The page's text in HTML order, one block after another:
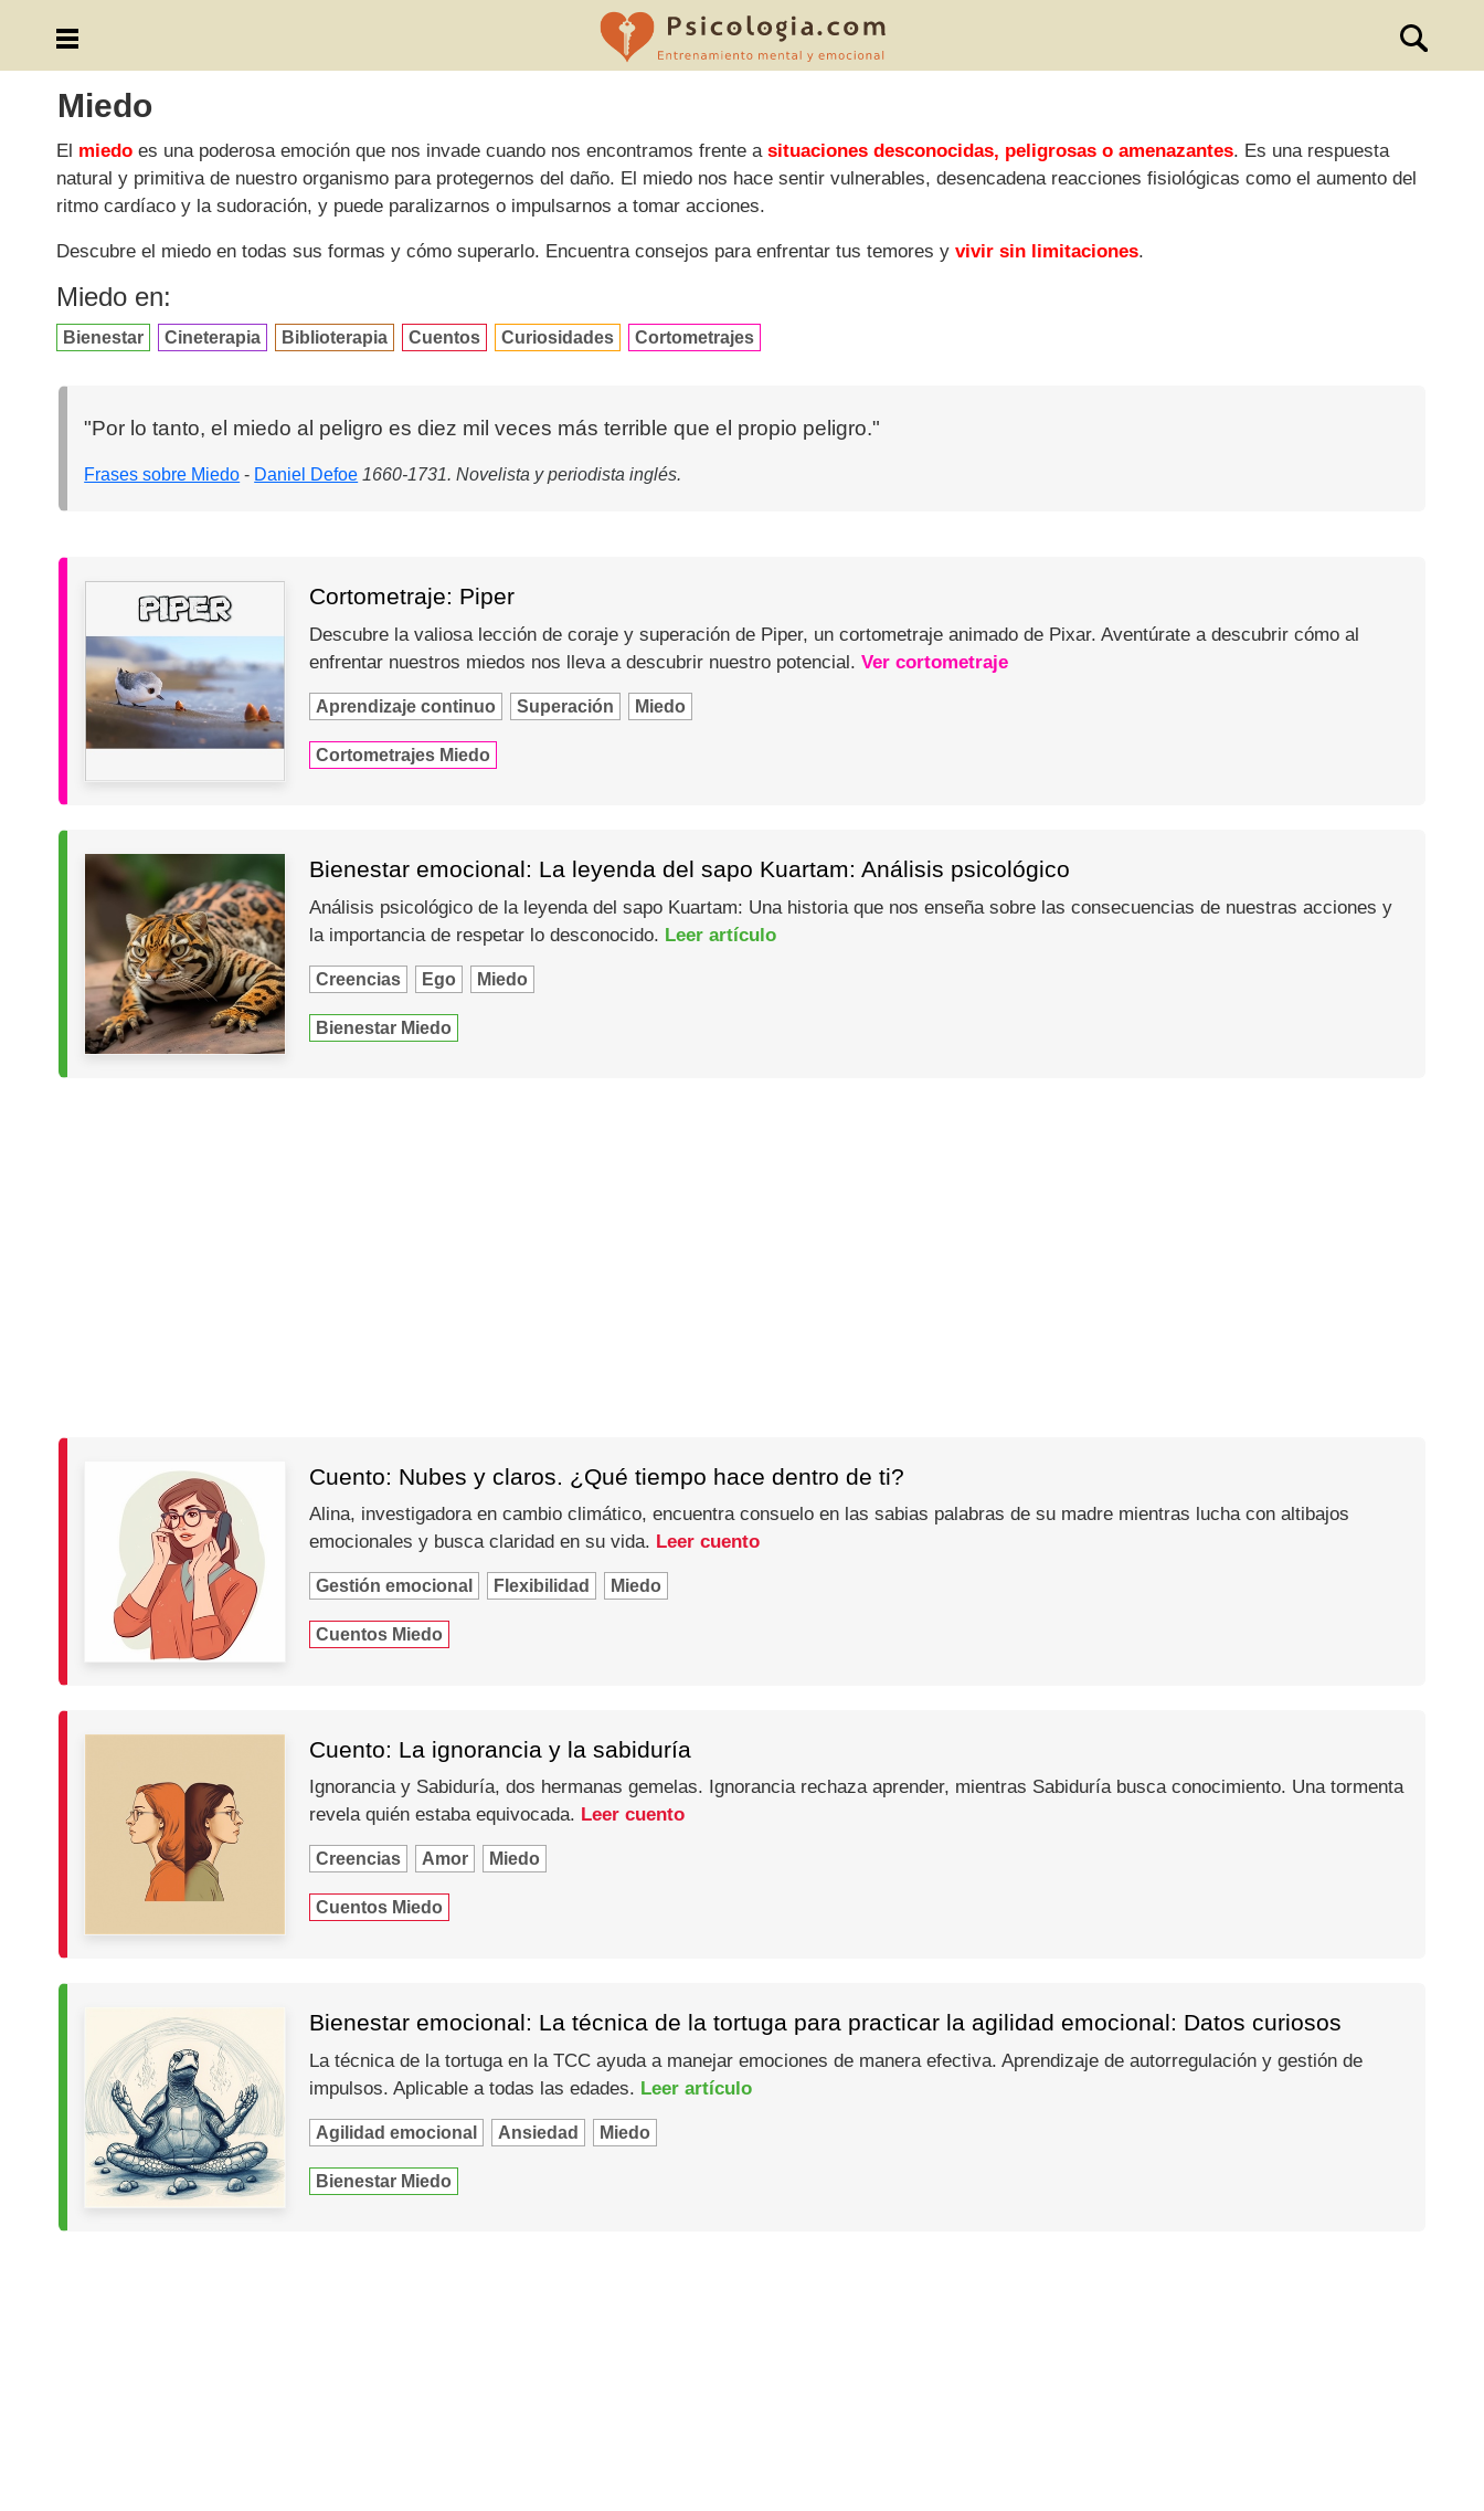
Miedo
El miedo es una poderosa emoción que nos invade cuando nos encontramos frente asituaciones desconocidas, peligrosas o amenazantes. Es una respuesta
natural y primitiva de nuestro organismo para protegernos del daño. El miedo nos hace sentir vulnerables, desencadena reacciones fisiológicas como el aumento del
ritmo cardíaco y la sudoración, y puede paralizarnos o impulsarnos a tomar acciones.
Descubre el miedo en todas sus formas y cómo superarlo. Encuentra consejos para enfrentar tus temores yvivir sin limitaciones.
Miedo en:
Bienestar Cineterapia Biblioterapia Cuentos Curiosidades Cortometrajes
"Por lo tanto, el miedo al peligro es diez mil veces más terrible que el propio peligro."
Frases sobre Miedo - Daniel Defoe 1660-1731. Novelista y periodista inglés.
Cortometraje: Piper
Descubre la valiosa lección de coraje y superación de Piper, un cortometraje animado de Pixar. Aventúrate a descubrir cómo al
enfrentar nuestros miedos nos lleva a descubrir nuestro potencial. Ver cortometraje
Aprendizaje continuo Superación Miedo
Cortometrajes Miedo
Bienestar emocional: La leyenda del sapo Kuartam: Análisis psicológico
Análisis psicológico de la leyenda del sapo Kuartam: Una historia que nos enseña sobre las consecuencias de nuestras acciones y
la importancia de respetar lo desconocido. Leer artículo
Creencias Ego Miedo
Bienestar Miedo
Cuento: Nubes y claros. ¿Qué tiempo hace dentro de ti?
Alina, investigadora en cambio climático, encuentra consuelo en las sabias palabras de su madre mientras lucha con altibajos
emocionales y busca claridad en su vida. Leer cuento
Gestión emocional Flexibilidad Miedo
Cuentos Miedo
Cuento: La ignorancia y la sabiduría
Ignorancia y Sabiduría, dos hermanas gemelas. Ignorancia rechaza aprender, mientras Sabiduría busca conocimiento. Una tormenta
revela quién estaba equivocada. Leer cuento
Creencias Amor Miedo
Cuentos Miedo
Bienestar emocional: La técnica de la tortuga para practicar la agilidad emocional: Datos curiosos
La técnica de la tortuga en la TCC ayuda a manejar emociones de manera efectiva. Aprendizaje de autorregulación y gestión de
impulsos. Aplicable a todas las edades. Leer artículo
Agilidad emocional Ansiedad Miedo
Bienestar Miedo